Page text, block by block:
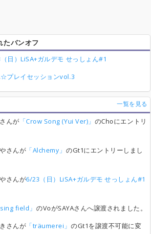
たバンオフ
日）LiSA+ガルデモ せっしょん#1
プレイセッションvol.3
一覧を見る
んが 「Crow Song (Yui Ver)」 のChoにエントリ
さんが 「Alchemy」 のGt1にエントリーしまし
さんが6/23（日）LiSA+ガルデモ せっしょん#1
field」 のVoがSAYAさんへ譲渡されました。
さんが 「träumerei」のGt1を譲渡不可能に変